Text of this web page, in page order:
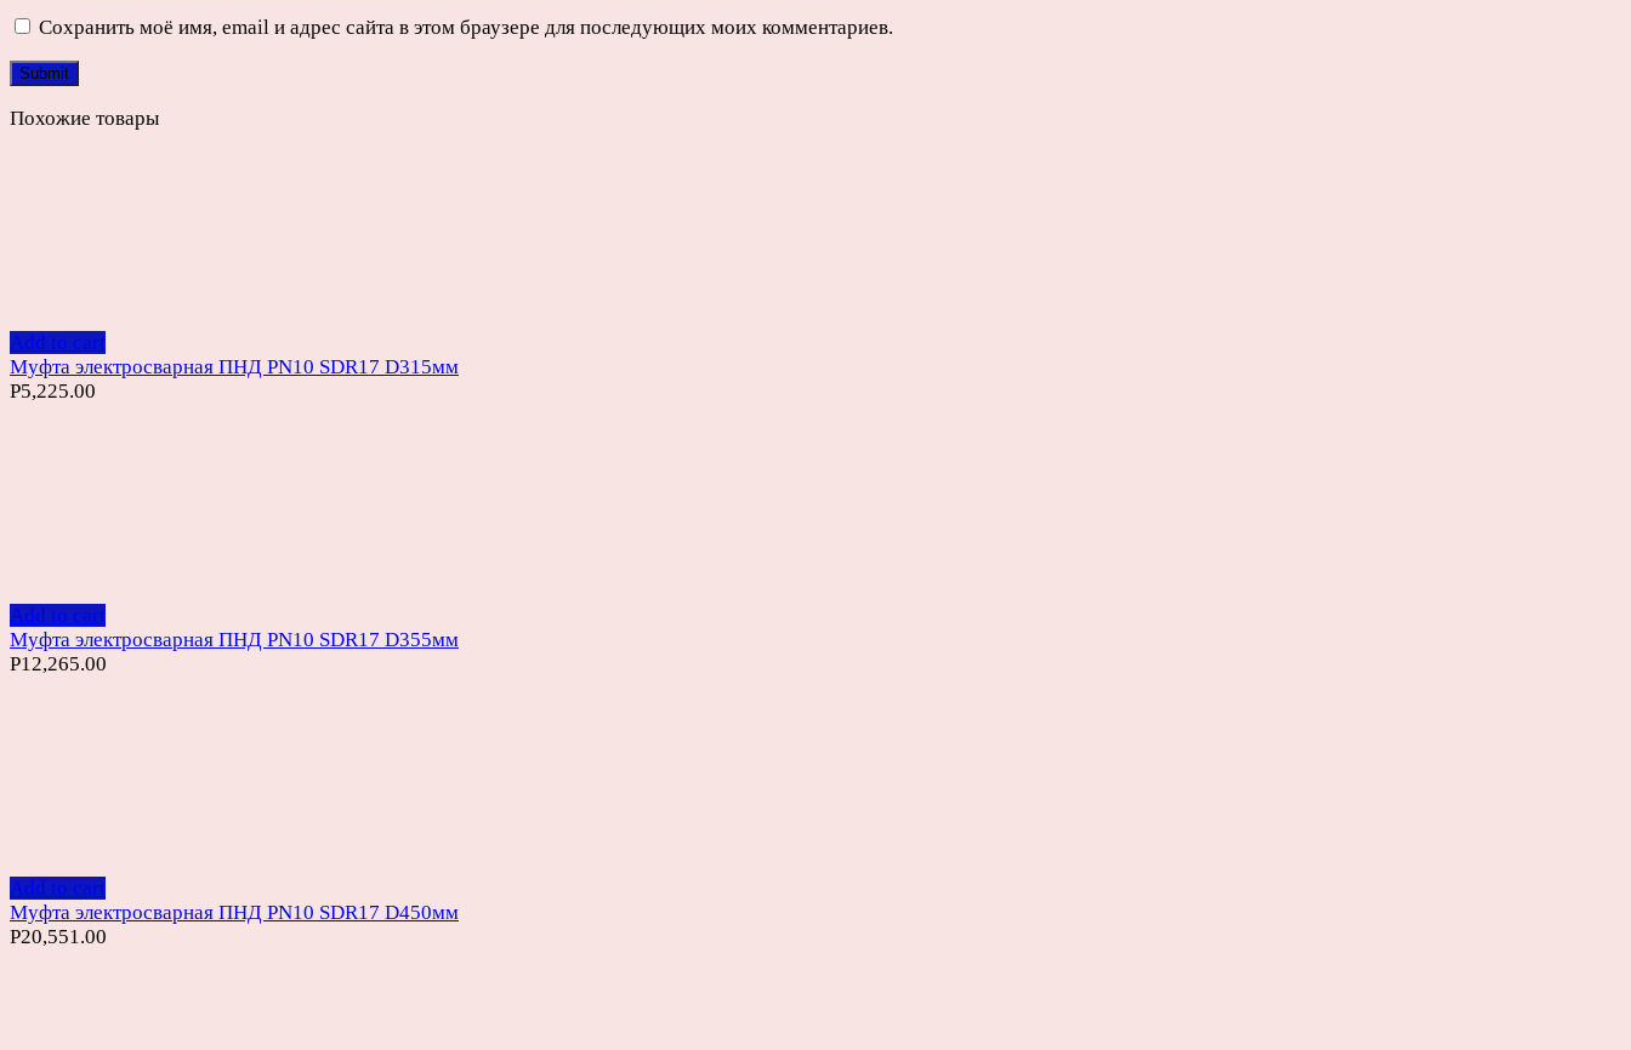
Сохранить моё имя, email и адрес сайта в этом браузере для последующих моих комментариев.
Похожие товары
Add to cart
Муфта электросварная ПНД PN10 SDR17 D315мм
Р5,225.00
Add to cart
Муфта электросварная ПНД PN10 SDR17 D355мм
Р12,265.00
Add to cart
Муфта электросварная ПНД PN10 SDR17 D450мм
Р20,551.00